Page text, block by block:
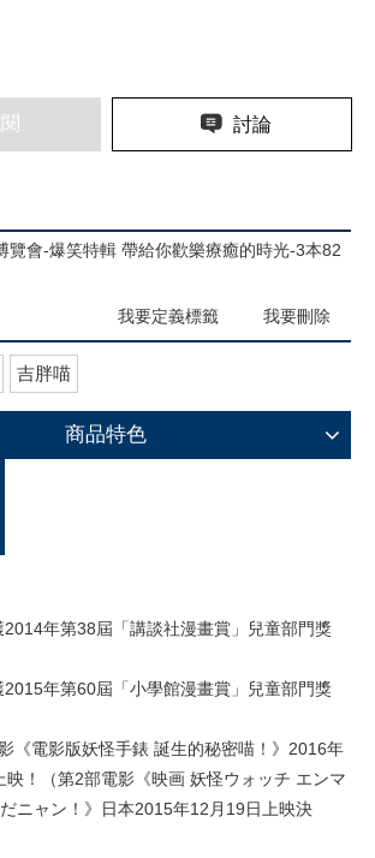
討論
覽會-爆笑特輯 帶給你歡樂療癒的時光-3本82
我要定義標籤 我要刪除
吉胖喵
商品特色
年第38屆「講談社漫畫賞」兒童部門獎
年第60屆「小學館漫畫賞」兒童部門獎
《電影版妖怪手錶 誕生的秘密喵！》2016年
映！（第2部電影《映画 妖怪ウォッチ エンマ
ニャン！》日本2015年12月19日上映決